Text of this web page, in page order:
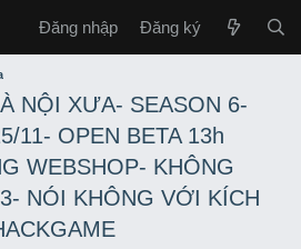
Đăng nhập Đăng ký
NỘI XƯA- SEASON 6-
11- OPEN BETA 13h
WEBSHOP- KHÔNG
NÓI KHÔNG VỚI KÍCH